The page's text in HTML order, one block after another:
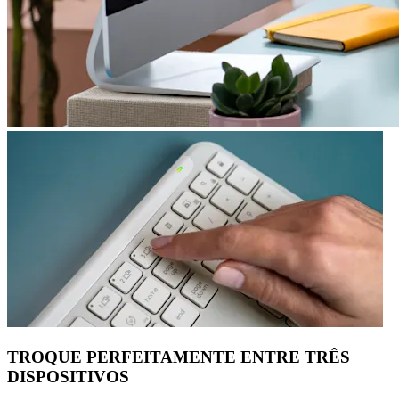
TROQUE PERFEITAMENTE ENTRE TRÊS
DISPOSITIVOS